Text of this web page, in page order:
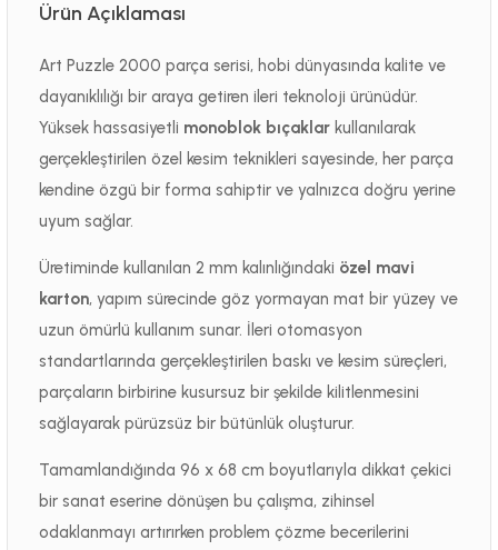
Ürün Açıklaması
Art Puzzle 2000 parça serisi, hobi dünyasında kalite ve
dayanıklılığı bir araya getiren ileri teknoloji ürünüdür.
Yüksek hassasiyetli monoblok bıçaklar kullanılarak
gerçekleştirilen özel kesim teknikleri sayesinde, her parça
kendine özgü bir forma sahiptir ve yalnızca doğru yerine
uyum sağlar.
Üretiminde kullanılan 2 mm kalınlığındaki özel mavi
karton, yapım sürecinde göz yormayan mat bir yüzey ve
uzun ömürlü kullanım sunar. İleri otomasyon
standartlarında gerçekleştirilen baskı ve kesim süreçleri,
parçaların birbirine kusursuz bir şekilde kilitlenmesini
sağlayarak pürüzsüz bir bütünlük oluşturur.
Tamamlandığında 96 x 68 cm boyutlarıyla dikkat çekici
bir sanat eserine dönüşen bu çalışma, zihinsel
odaklanmayı artırırken problem çözme becerilerini